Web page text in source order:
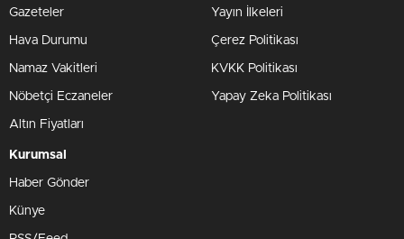
Gazeteler
Hava Durumu
Namaz Vakitleri
Nöbetçi Eczaneler
Altın Fiyatları
Yayın İlkeleri
Çerez Politikası
KVKK Politikası
Yapay Zeka Politikası
Kurumsal
Haber Gönder
Künye